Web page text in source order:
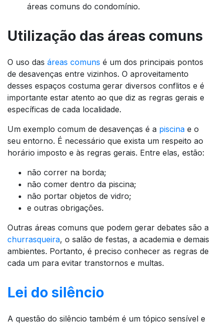
áreas comuns do condomínio.
Utilização das áreas comuns
O uso das áreas comuns é um dos principais pontos
de desavenças entre vizinhos. O aproveitamento
desses espaços costuma gerar diversos conflitos e é
importante estar atento ao que diz as regras gerais e
específicas de cada localidade.
Um exemplo comum de desavenças é a piscina e o
seu entorno. É necessário que exista um respeito ao
horário imposto e às regras gerais. Entre elas, estão:
não correr na borda;
não comer dentro da piscina;
não portar objetos de vidro;
e outras obrigações.
Outras áreas comuns que podem gerar debates são a
churrasqueira, o salão de festas, a academia e demais
ambientes. Portanto, é preciso conhecer as regras de
cada um para evitar transtornos e multas.
Lei do silêncio
A questão do silêncio também é um tópico sensível e